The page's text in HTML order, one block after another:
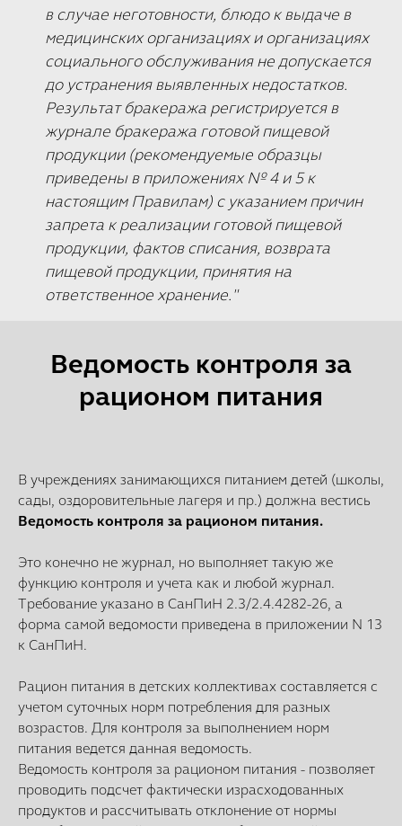
в случае неготовности, блюдо к выдаче в
медицинских организациях и организациях
социального обслуживания не допускается
до устранения выявленных недостатков.
Результат бракеража регистрируется в
журнале бракеража готовой пищевой
продукции (рекомендуемые образцы
приведены в приложениях № 4 и 5 к
настоящим Правилам) с указанием причин
запрета к реализации готовой пищевой
продукции, фактов списания, возврата
пищевой продукции, принятия на
ответственное хранение."
Ведомость контроля за
рационом питания
В учреждениях занимающихся питанием детей (школы,
сады, оздоровительные лагеря и пр.) должна вестись
Ведомость контроля за рационом питания.
Это конечно не журнал, но выполняет такую же
функцию контроля и учета как и любой журнал.
Требование указано в СанПиН 2.3/2.4.4282-26, а
форма самой ведомости приведена в приложении N 13
к СанПиН.
Рацион питания в детских коллективах составляется с
учетом суточных норм потребления для разных
возрастов. Для контроля за выполнением норм
питания ведется данная ведомость.
Ведомость контроля за рационом питания - позволяет
проводить подсчет фактически израсходованных
продуктов и рассчитывать отклонение от нормы